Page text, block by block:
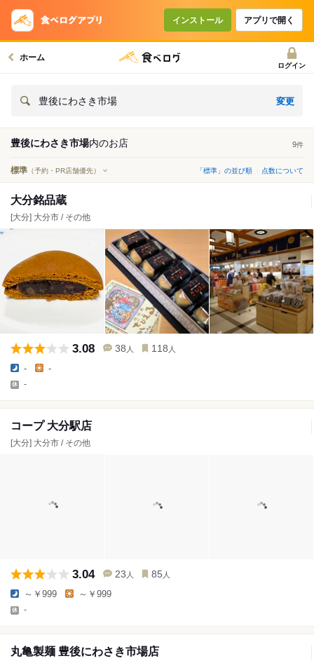
インストール アプリで開く
ホーム
ログイン
豊後にわさき市場 変更
豊後にわさき市場内のお店 9件
標準 （予約・PR店舗優先） 「標準」の並び順 点数について
大分銘品蔵
[大分] 大分市 / その他
3.08 38 人 118 人
- -
-
コープ 大分駅店
[大分] 大分市 / その他
3.04 23 人 85 人
～￥999 ～￥999
-
丸亀製麺 豊後にわさき市場店